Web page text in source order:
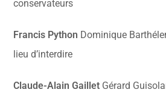
conservateurs
Francis Python Dominique
lieu d’interdire
Claude-Alain Gaillet Gérard